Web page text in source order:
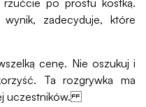
po prostu kostką.
zadecyduje, które
cenę. Nie oszukuj i
Ta rozgrywka ma
uczestników.